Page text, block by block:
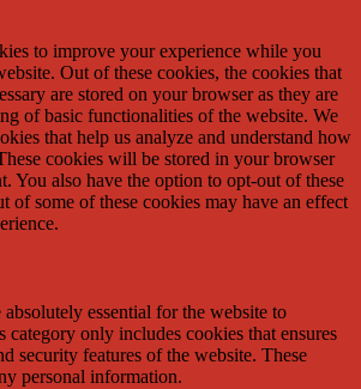
to improve your experience while you
Out of these cookies, the cookies that
are stored on your browser as they are
of basic functionalities of the website. We
that help us analyze and understand how
cookies will be stored in your browser
You also have the option to opt-out of these
of some of these cookies may have an effect
absolutely essential for the website to
only includes cookies that ensures
security features of the website. These
personal information.